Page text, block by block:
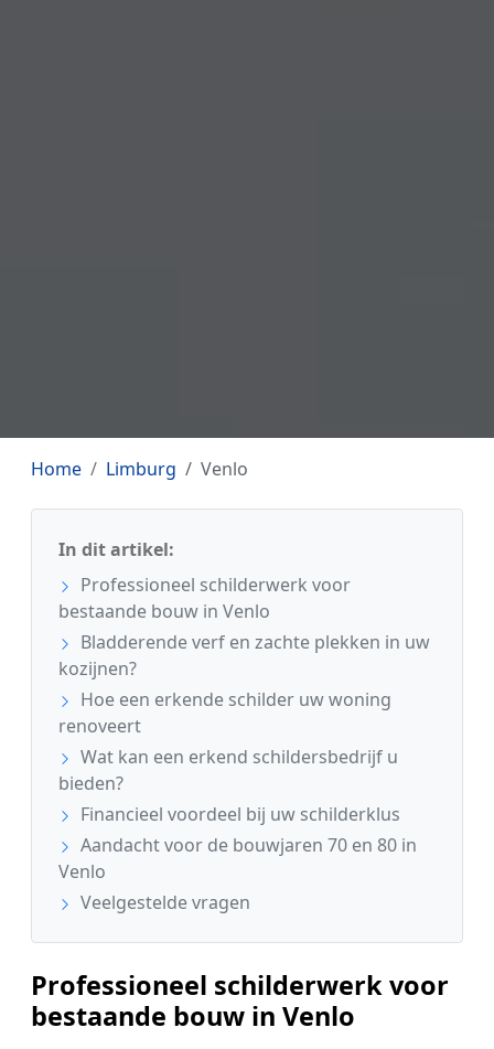
Home Limburg Venlo
In dit artikel:
Professioneel schilderwerk voor
bestaande bouw in Venlo
Bladderende verf en zachte plekken in uw
kozijnen?
Hoe een erkende schilder uw woning
renoveert
Wat kan een erkend schildersbedrijf u
bieden?
Financieel voordeel bij uw schilderklus
Aandacht voor de bouwjaren 70 en 80 in
Venlo
Veelgestelde vragen
Professioneel schilderwerk voor
bestaande bouw in Venlo